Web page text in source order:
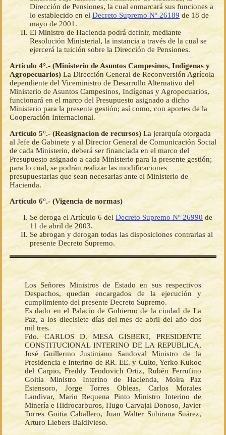
Dirección de Pensiones, la cual enmarcará sus funciones a
lo establecido en elDecreto Supremo Nº 26189 de 18 de
mayo de 2001.
El Ministro de Hacienda podrá definir, mediante
Resolución Ministerial, la instancia a través de la cual se
ejercerá la tuición sobre la Dirección de Pensiones.
Artículo 4°.- (Ministerio de Asuntos Campesinos, Indigenas y
Agropecuarios) La Dirección General de Reconversión Agrícola
dependiente del Viceministro de Desarrollo Alternativo del
Ministerio de Asuntos Campesinos, Indígenas y Agropecuarios,
funcionará en el marco del Presupuesto asignado a dicho
Ministerio para la presente gestión; así como, con aportes de la
Cooperación Internacional.
Artículo 5°.- (Reasignacion de recursos) La jerarquía otorgada
al Jefe de Gabinete y al Director General de Comunicación Social
de cada Ministerio, deberá ser financiada en el marco del
Presupuesto asignado a cada Ministerio para la presente gestión;
para lo cual, se podrán realizar las modificaciones
presupuestarias que sean necesarias ante el Ministerio de
Hacienda.
Artículo 6°.- (Vigencia de normas)
Se deroga el Artículo 6 del Decreto Supremo Nº 26990 de
11 de abril de 2003.
Se abrogan y derogan todas las disposiciones contrarias al
presente Decreto Supremo.
Los Señores Ministros de Estado en sus respectivos
Despachos, quedan encargados de la ejecución y
cumplimiento del presente Decreto Supremo.
Es dado en el Palacio de Gobierno de la ciudad de La
Paz, a los diecisiete días del mes de abril del año dos
mil tres.
Fdo. CARLOS D. MESA GISBERT, PRESIDENTE
CONSTITUCIONAL INTERINO DE LA REPUBLICA,
José Guillermo Justiniano Sandoval Ministro de la
Presidencia e Interino de RR. EE. y Culto, Yerko Kukoc
del Carpio, Freddy Teodovich Ortiz, Rubén Ferrufino
Goitia Ministro Interino de Hacienda, Moira Paz
Estensoro, Jorge Torres Obleas, Carlos Morales
Landivar, Mario Requena Pinto Ministro Interino de
Minería e Hidrocarburos, Hugo Carvajal Donoso, Javier
Torres Goitia Caballero, Juan Walter Subirana Suárez,
Arturo Liebers Baldivieso.